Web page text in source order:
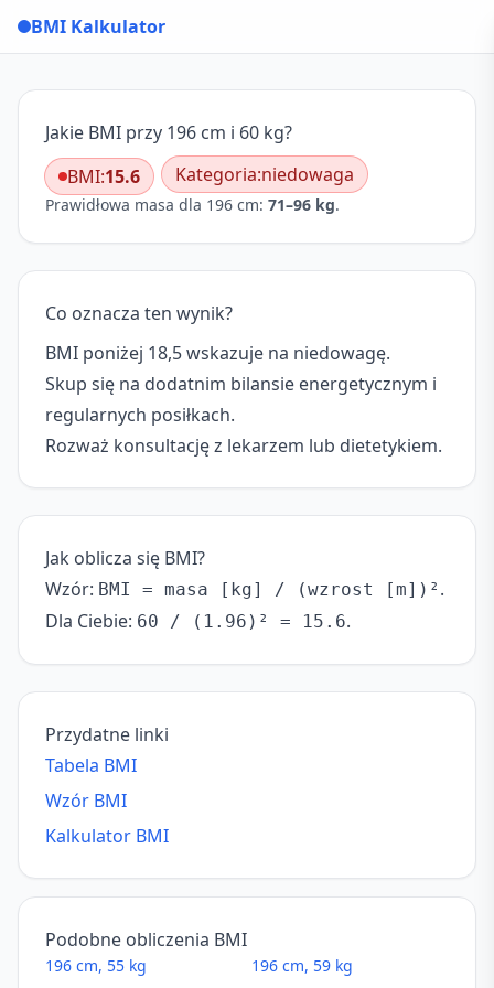
BMI Kalkulator
Jakie BMI przy 196 cm i 60 kg?
BMI:15.6 Kategoria:niedowaga
Prawidłowa masa dla 196 cm: 71–96 kg.
Co oznacza ten wynik?
BMI poniżej 18,5 wskazuje na niedowagę.
Skup się na dodatnim bilansie energetycznym i
regularnych posiłkach.
Rozważ konsultację z lekarzem lub dietetykiem.
Jak oblicza się BMI?
Wzór: BMI = masa [kg] / (wzrost [m])² .
Dla Ciebie: 60 / (1.96)² = 15.6.
Przydatne linki
Tabela BMI
Wzór BMI
Kalkulator BMI
Podobne obliczenia BMI
196 cm, 55 kg
196 cm, 59 kg